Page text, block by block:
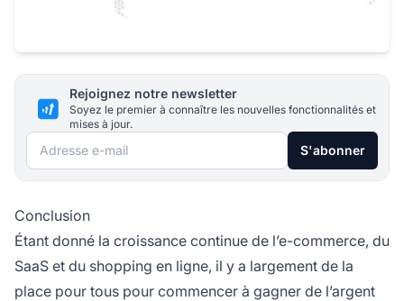
Rejoignez notre newsletter
Soyez le premier à connaître les nouvelles fonctionnalités et
mises à jour.
Adresse e-mail S'abonner
Conclusion
Étant donné la croissance continue de l’e-commerce, du
SaaS et du shopping en ligne, il y a largement de la
place pour tous pour commencer à gagner de l’argent